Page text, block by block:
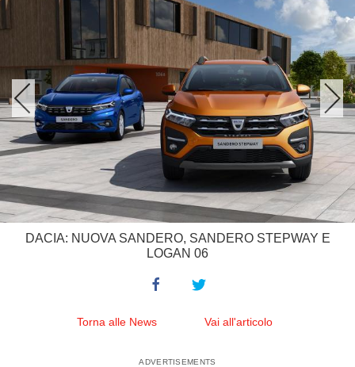
DACIA: NUOVA SANDERO, SANDERO STEPWAY E
LOGAN 06
Torna alle News Vai all'articolo